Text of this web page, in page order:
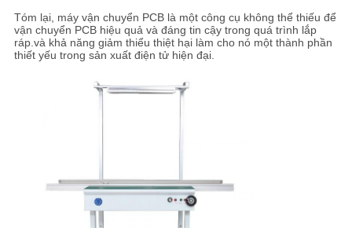
Tóm lại, máy vận chuyển PCB là một công cụ không thể thiếu để
vận chuyển PCB hiệu quả và đáng tin cậy trong quá trình lắp
ráp.và khả năng giảm thiểu thiệt hại làm cho nó một thành phần
thiết yếu trong sản xuất điện tử hiện đại.